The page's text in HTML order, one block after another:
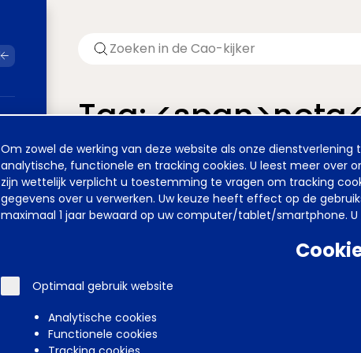
Cookie
melding
Om zowel de werking van deze website als onze
analytische, functionele en tracking cookies. U leest meer over
zijn wettelijk verplicht u toestemming te vragen om tracking
gegevens over u verwerken. Uw keuze heeft effect op de
maximaal 1 jaar bewaard op uw computer/tablet/smartphone.
Optimaal gebruik website
Analytische cookies
Functionele cookies
Tag:
Welkom op vernieuwde pagina van de Cao-
Disclaimer VoorwaardenPrivacyTel 070 850 86 00